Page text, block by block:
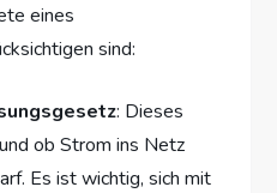
eines
sind:
: Dieses
ob Strom ins Netz
Es ist wichtig, sich mit